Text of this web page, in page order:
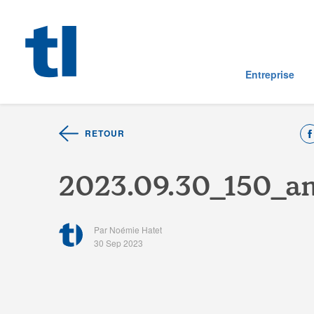
Entreprise
RETOUR
2023.09.30 150 a
Par Noémie Hatet
30 Sep 2023